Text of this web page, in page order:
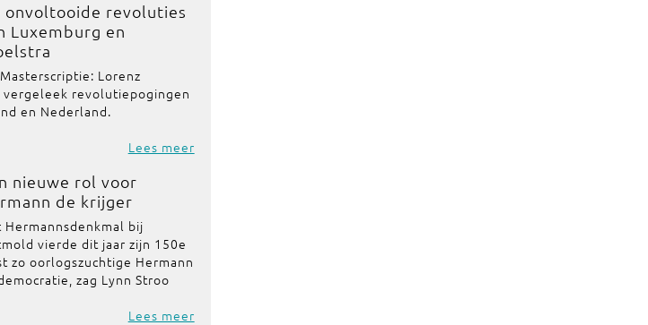
onvoltooide revoluties
Luxemburg en
Lorenz
vergeleek revolutiepogingen
en Nederland.
Lees meer
nieuwe rol voor
de krijger
Hermannsdenkmal bij
vierde dit jaar zijn 150e
zo oorlogszuchtige Hermann
zag Lynn Stroo
Lees meer